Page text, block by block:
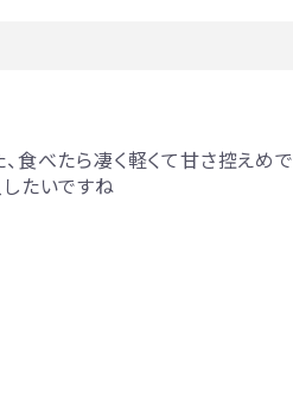
食べたら凄く軽くて甘さ控えめで
たいですね